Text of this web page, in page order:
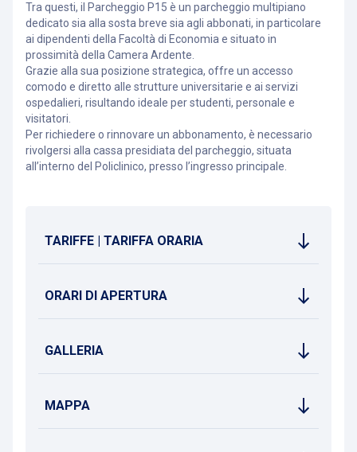
Tra questi, il Parcheggio P15 è un parcheggio multipiano
dedicato sia alla sosta breve sia agli abbonati, in particolare
ai dipendenti della Facoltà di Economia e situato in
prossimità della Camera Ardente.
Grazie alla sua posizione strategica, offre un accesso
comodo e diretto alle strutture universitarie e ai servizi
ospedalieri, risultando ideale per studenti, personale e
visitatori.
Per richiedere o rinnovare un abbonamento, è necessario
rivolgersi alla cassa presidiata del parcheggio, situata
all’interno del Policlinico, presso l’ingresso principale.
TARIFFE | TARIFFA ORARIA
ORARI DI APERTURA
GALLERIA
MAPPA